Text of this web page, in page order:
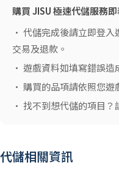
購買 JISU 極速代儲服務
• 代儲完成後請立即登
交易及退款。
• 遊戲資料如填寫錯誤造
• 購買的品項請依照您遊
• 找不到想代儲的項目？
代儲相關資訊